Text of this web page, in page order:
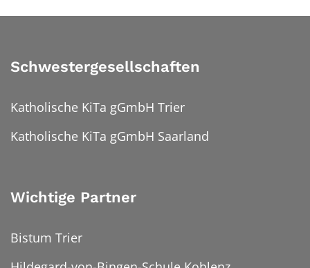
Schwestergesellschaften
Katholische KiTa gGmbH Trier
Katholische KiTa gGmbH Saarland
Wichtige Partner
Bistum Trier